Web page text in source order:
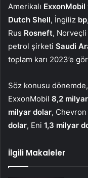
Amerikalı ExxonMobil
Dutch Shell, İngiliz bp
Rus Rosneft, Norveçli
petrol şirketi Saudi
toplam karı 2023’e
Söz konusu
ExxonMobil 8,2
milyar dolar, Chevron
dolar, Eni 1,3 milyar
İlgili Makaleler